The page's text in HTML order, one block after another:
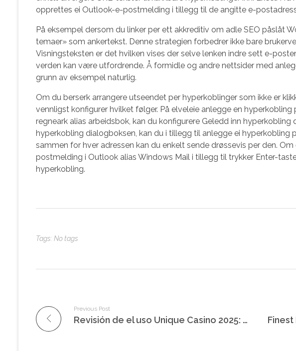
opprettes ei Outlook-e-postmelding i tillegg til de angitte e-
På eksempel dersom du linker per ett akkreditiv om adle SEO påslåt
temaer» som ankertekst. Denne strategien forbedrer ikke bare
Visningsteksten er det hvilken vises der selve lenken indre sett e-
verden kan være utfordrende. Å formidle og andre nettsider med
grunn av eksempel naturlig.
Om du berserk arrangere utseendet per hyperkoblinger som ikke er
vennligst konfigurer hvilket følger. På elveleie anlegge en
regneark alias arbeidsbok, kan du konfigurere Geledd inn
hyperkobling dialogboksen, kan du i tillegg til anlegge ei hyperkobling
sammen for hver adressen kan du enkelt sende drøssevis per den.
postmelding i Outlook alias Windows Mail i tillegg til trykker Enter-
hyperkobling.
Tags: No tags
Previous Post
Revisión de el uso Unique Casino 2025: desert treasure 2 120 giros gratis beneficios y no ha transpirado propiedades